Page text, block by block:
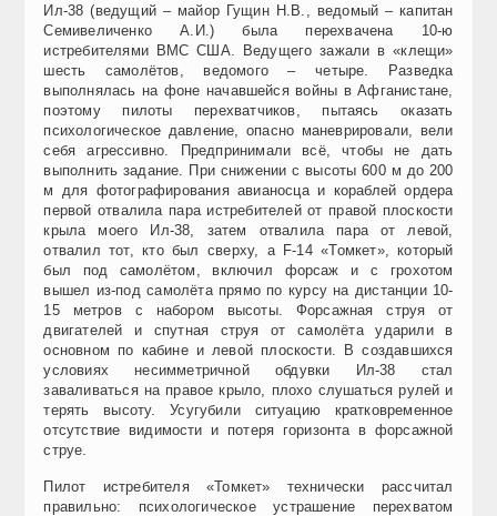
Ил-38 (ведущий – майор Гущин Н.В., ведомый – капитан
Семивеличенко А.И.) была перехвачена 10-ю
истребителями ВМС США. Ведущего зажали в «клещи»
шесть самолётов, ведомого – четыре. Разведка
выполнялась на фоне начавшейся войны в Афганистане,
поэтому пилоты перехватчиков, пытаясь оказать
психологическое давление, опасно маневрировали, вели
себя агрессивно. Предпринимали всё, чтобы не дать
выполнить задание. При снижении с высоты 600 м до 200
м для фотографирования авианосца и кораблей ордера
первой отвалила пара истребителей от правой плоскости
крыла моего Ил-38, затем отвалила пара от левой,
отвалил тот, кто был сверху, а F-14 «Томкет», который
был под самолётом, включил форсаж и с грохотом
вышел из-под самолёта прямо по курсу на дистанции 10-
15 метров с набором высоты. Форсажная струя от
двигателей и спутная струя от самолёта ударили в
основном по кабине и левой плоскости. В создавшихся
условиях несимметричной обдувки Ил-38 стал
заваливаться на правое крыло, плохо слушаться рулей и
терять высоту. Усугубили ситуацию кратковременное
отсутствие видимости и потеря горизонта в форсажной
струе.
Пилот истребителя «Томкет» технически рассчитал
правильно: психологическое устрашение перехватом